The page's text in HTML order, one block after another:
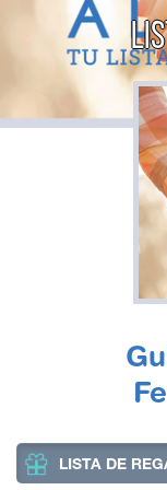
LISTA DE